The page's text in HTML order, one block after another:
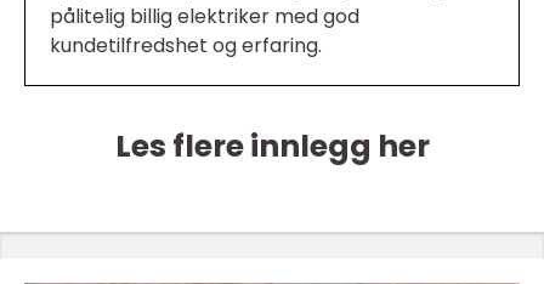
pålitelig billig elektriker med god
kundetilfredshet og erfaring.
Les flere innlegg her